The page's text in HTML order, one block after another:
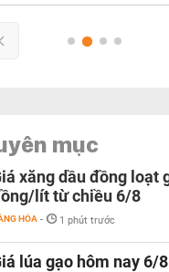
mục
xăng dầu đồng loạt
lít từ chiều 6/8
HÓA - 1 phút trước
lúa gạo hôm nay 6/